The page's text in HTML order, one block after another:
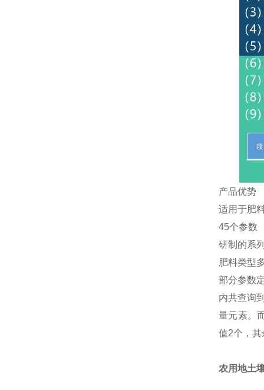
产品优势
适用于肥
45个参数
研制的系
肥料类型
部分参数
内共查询
量元素。
值2个，
农用地土